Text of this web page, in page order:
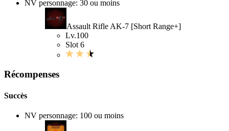
NV personnage: 30 ou moins
Assault Rifle AK-7 [Short Range+]
Lv.100
Slot 6
Récompenses
Succès
NV personnage: 100 ou moins